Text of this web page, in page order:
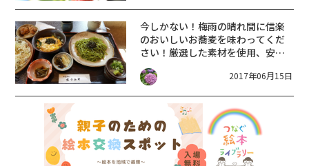
今しかない！梅雨の晴れ間に信楽
のおいしいお蕎麦を味わってくだ
さい！厳選した素材を使用、安
心。蕎麦が有名な『御食事処 あさ
みや』
2017年06月15日